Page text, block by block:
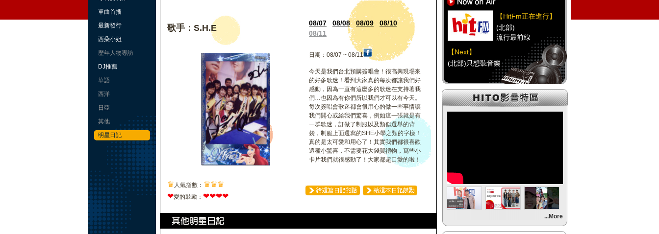
單曲首播
最新發行
西朵小姐
歷年人物專訪
DJ推薦
華語
西洋
日亞
其他
明星日記
歌手：S.H.E 08/07 08/08 08/09
08/10
08/11
日期：08/07 ~ 08/11
今天是我們台北預購簽唱會！很高興現場來
的好多歌迷！看到大家真的每次都讓我們好
感動，因為一直有這麼多的歌迷在支持著我
們…也因為有你們所以我們才可以有今天。
每次簽唱會歌迷都會很用心的做一些事情讓
我們開心或給我們驚喜，例如這一張就是有
一群歌迷，訂做了制服以及類似選舉的背
袋，制服上面還寫的SHE小學之類的字樣！
真的是太可愛和用心了！其實我們都很喜歡
這種小驚喜，不需要花大錢買禮物，寫些小
卡片我們就很感動了！大家都超口愛的啦！
♛ 人氣指數： ♛♛♛
❤愛的鼓勵： ❤❤❤❤
最專業《DJ推薦》好音樂千萬別錯過！
好康報報 最新優惠訊息都在這！
【HitFm正在進行】
(北部)
流行最前線
【Next】
(北部)只想聽音樂
【HitFm正在進行】
(中部)
(南部)
流行最前線
【Next】
...More